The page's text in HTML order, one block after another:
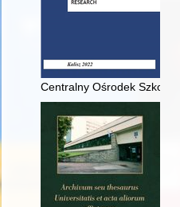
Centralny Ośrodek